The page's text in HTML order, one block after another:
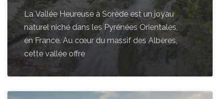
La Vallée Heureuse à Sorède est un joyau
naturel niché dans les Pyrénées Orientales,
en France. Au cœur du massif des Albères,
cette vallée offre